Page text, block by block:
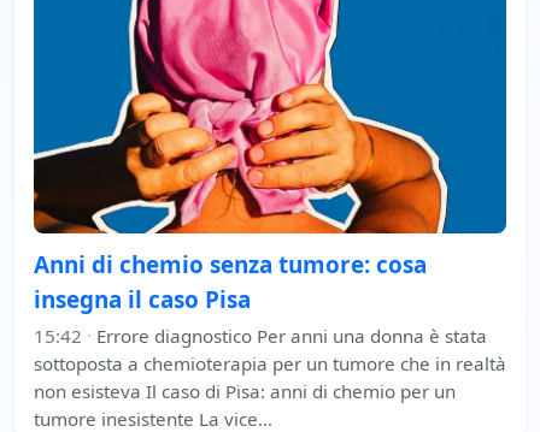
Anni di chemio senza tumore: cosa
insegna il caso Pisa
15:42 · Errore diagnostico Per anni una donna è stata
sottoposta a chemioterapia per un tumore che in realtà
non esisteva Il caso di Pisa: anni di chemio per un
tumore inesistente La vice…